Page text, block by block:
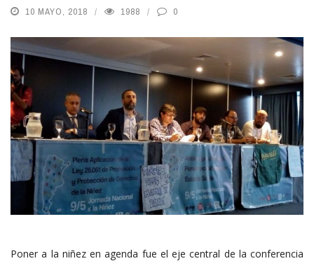
10 MAYO, 2018 1988 0
Poner a la niñez en agenda fue el eje central de la conferencia